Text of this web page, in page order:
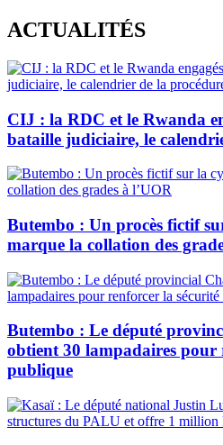
Skip
to
content
ACTUALITÉS
CIJ : la RDC et le Rwanda
bataille judiciaire, le
Butembo : Un procès fictif
marque la collation des
Butembo : Le député
obtient 30 lampadaires pour
publique